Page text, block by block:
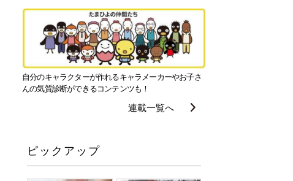
自分のキャラクターが作れるキャラメーカーやお子さ
んの気質診断ができるコンテンツも！
連載一覧へ
ピックアップ